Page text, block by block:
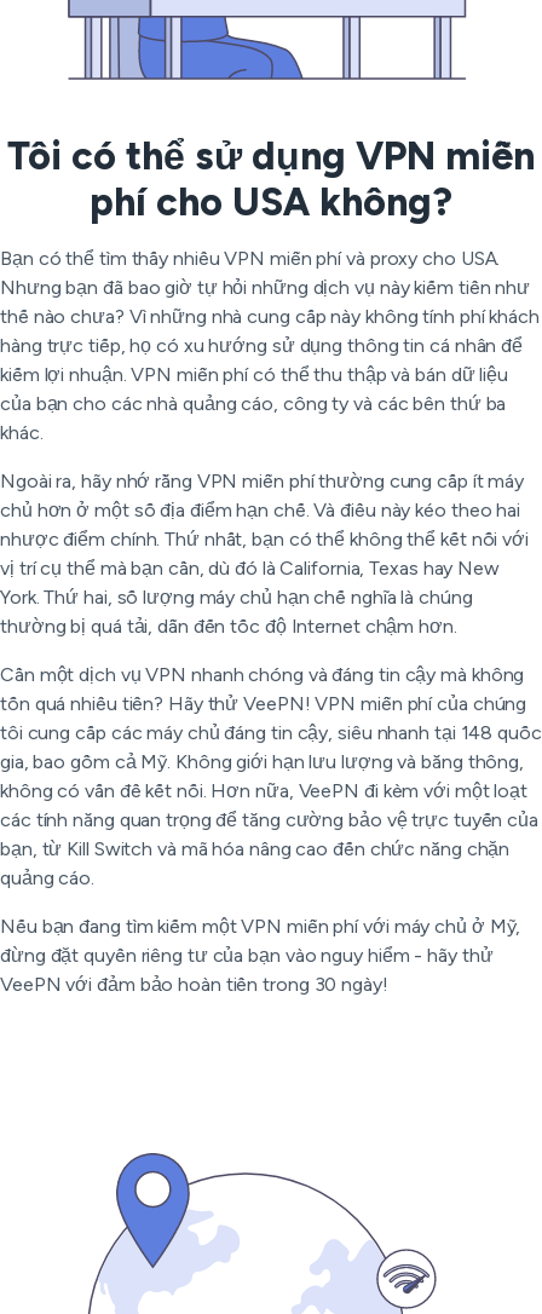
Tôi có thể sử dụng VPN miễn
phí cho USA không?
Bạn có thể tìm thấy nhiều VPN miễn phí và proxy cho USA.
Nhưng bạn đã bao giờ tự hỏi những dịch vụ này kiếm tiền như
thế nào chưa? Vì những nhà cung cấp này không tính phí khách
hàng trực tiếp, họ có xu hướng sử dụng thông tin cá nhân để
kiếm lợi nhuận. VPN miễn phí có thể thu thập và bán dữ liệu
của bạn cho các nhà quảng cáo, công ty và các bên thứ ba
khác.
Ngoài ra, hãy nhớ rằng VPN miễn phí thường cung cấp ít máy
chủ hơn ở một số địa điểm hạn chế. Và điều này kéo theo hai
nhược điểm chính. Thứ nhất, bạn có thể không thể kết nối với
vị trí cụ thể mà bạn cần, dù đó là California, Texas hay New
York. Thứ hai, số lượng máy chủ hạn chế nghĩa là chúng
thường bị quá tải, dẫn đến tốc độ Internet chậm hơn.
Cần một dịch vụ VPN nhanh chóng và đáng tin cậy mà không
tốn quá nhiều tiền? Hãy thử VeePN! VPN miễn phí của chúng
tôi cung cấp các máy chủ đáng tin cậy, siêu nhanh tại 148 quốc
gia, bao gồm cả Mỹ. Không giới hạn lưu lượng và băng thông,
không có vấn đề kết nối. Hơn nữa, VeePN đi kèm với một loạt
các tính năng quan trọng để tăng cường bảo vệ trực tuyến của
bạn, từ Kill Switch và mã hóa nâng cao đến chức năng chặn
quảng cáo.
Nếu bạn đang tìm kiếm một VPN miễn phí với máy chủ ở Mỹ,
đừng đặt quyền riêng tư của bạn vào nguy hiểm - hãy thử
VeePN với đảm bảo hoàn tiền trong 30 ngày!